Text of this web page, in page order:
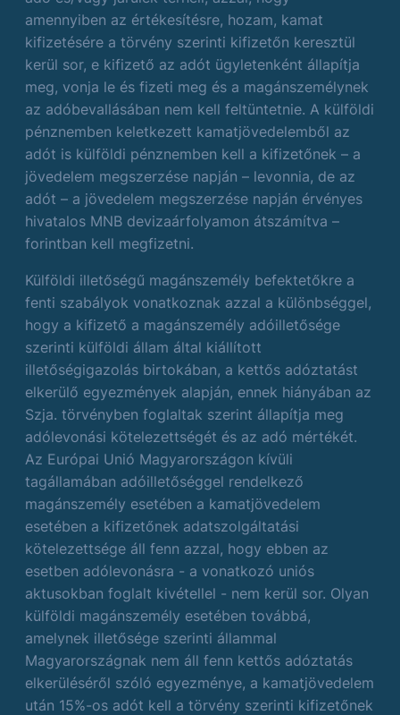
amennyiben az értékesítésre, hozam, kamat
kifizetésére a törvény szerinti kifizetőn keresztül
kerül sor, e kifizető az adót ügyletenként állapítja
meg, vonja le és fizeti meg és a magánszemélynek
az adóbevallásában nem kell feltüntetnie. A külföldi
pénznemben keletkezett kamatjövedelemből az
adót is külföldi pénznemben kell a kifizetőnek – a
jövedelem megszerzése napján – levonnia, de az
adót – a jövedelem megszerzése napján érvényes
hivatalos MNB devizaárfolyamon átszámítva –
forintban kell megfizetni.
Külföldi illetőségű magánszemély befektetőkre a
fenti szabályok vonatkoznak azzal a különbséggel,
hogy a kifizető a magánszemély adóilletősége
szerinti külföldi állam által kiállított
illetőségigazolás birtokában, a kettős adóztatást
elkerülő egyezmények alapján, ennek hiányában az
Szja. törvényben foglaltak szerint állapítja meg
adólevonási kötelezettségét és az adó mértékét.
Az Európai Unió Magyarországon kívüli
tagállamában adóilletőséggel rendelkező
magánszemély esetében a kamatjövedelem
esetében a kifizetőnek adatszolgáltatási
kötelezettsége áll fenn azzal, hogy ebben az
esetben adólevonásra - a vonatkozó uniós
aktusokban foglalt kivétellel - nem kerül sor. Olyan
külföldi magánszemély esetében továbbá,
amelynek illetősége szerinti állammal
Magyarországnak nem áll fenn kettős adóztatás
elkerüléséről szóló egyezménye, a kamatjövedelem
után 15%-os adót kell a törvény szerinti kifizetőnek